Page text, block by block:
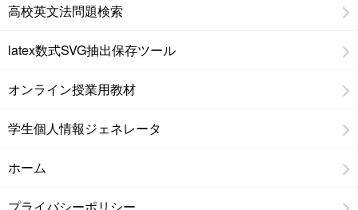
高校英文法問題検索
latex数式SVG抽出保存ツール
オンライン授業用教材
学生個人情報ジェネレータ
ホーム
プライバシーポリシー